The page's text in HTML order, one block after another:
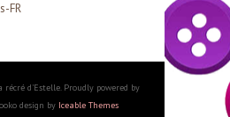
FR
récré d'Estelle. Proudly powered by
design by Iceable Themes